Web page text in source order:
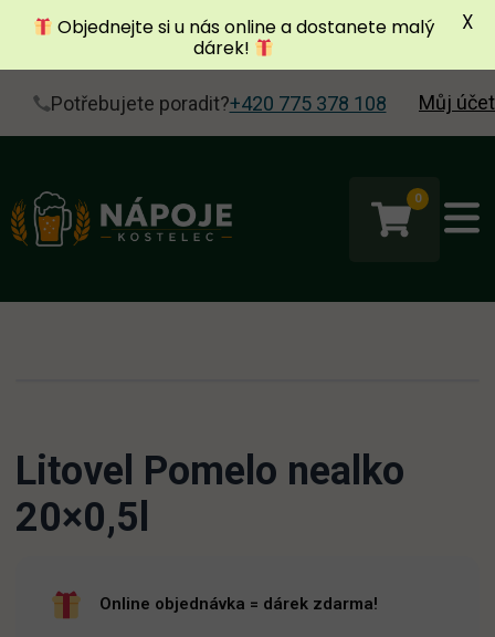
Potřebujete poradit?+420 775 378 108 Můj účet
0
Litovel Pomelo nealko
20×0,5l
Online objednávka = dárek zdarma!
Objednejte si u nás online a dostanete malý
dárek!
X